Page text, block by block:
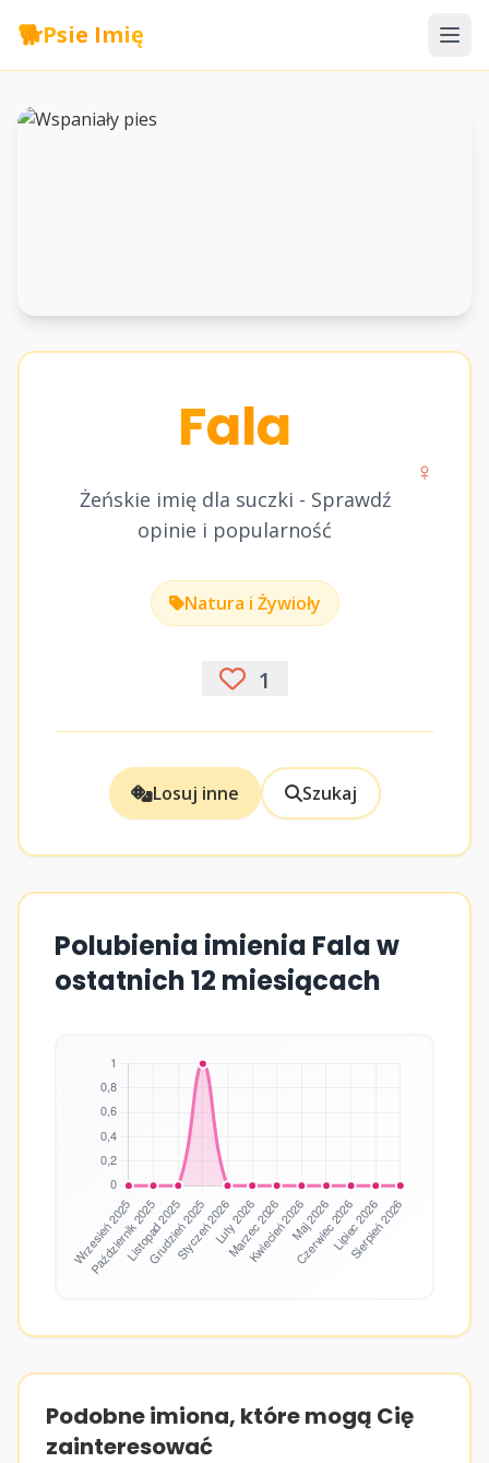
🐕Psie Imię
Fala
Żeńskie imię dla suczki - Sprawdź
opinie i popularność
♀
Natura i Żywioły
1
Losuj inne Szukaj
Polubienia imienia Fala w
ostatnich 12 miesiącach
Podobne imiona, które mogą Cię
zainteresować